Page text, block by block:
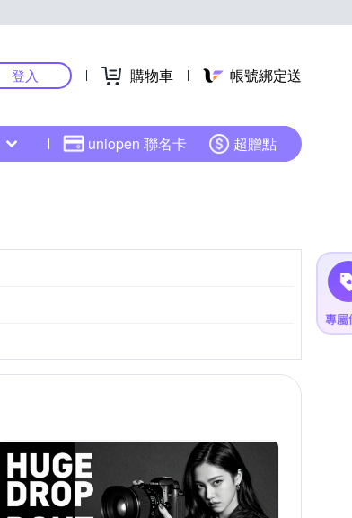
登入 購物車 帳號綁定送
uniopen 聯名卡 超贈點